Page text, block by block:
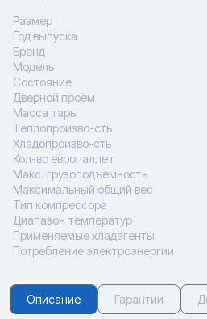
Размер
Год выпуска
Бренд
Модель
Состояние
Дверной проём
Масса тары
Теплопроизво-сть
Хладопроизво-сть
Кол-во европаллет
Макс. грузоподъёмность
Максимальный общий вес
Тип компрессора
Диапазон температур
Применяемые хладагенты
Потребление электроэнергии
Описание Гарантии